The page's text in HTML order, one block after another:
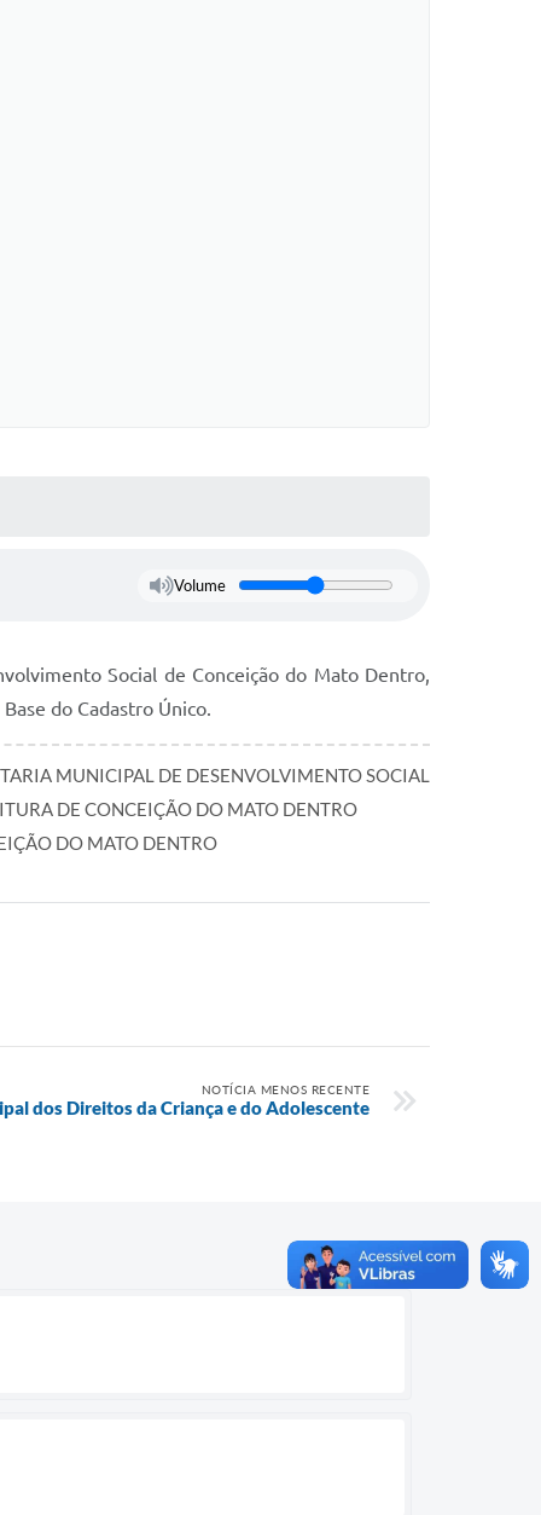
Volume
Social de Conceição do Mato Dentro,
do Cadastro Único.
MUNICIPAL DE DESENVOLVIMENTO SOCIAL
DE CONCEIÇÃO DO MATO DENTRO
DO MATO DENTRO
NOTÍCIA MENOS RECENTE
dos Direitos da Criança e do Adolescente